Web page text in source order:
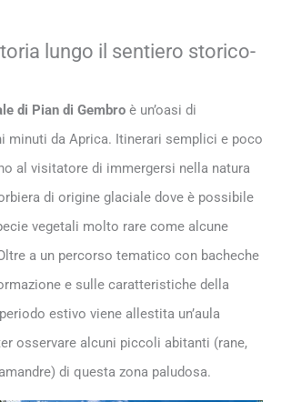
lungo il sentiero storico-
di Pian di Gembro è un’oasi di
minuti da Aprica. Itinerari semplici e poco
al visitatore di immergersi nella natura
di origine glaciale dove è possibile
vegetali molto rare come alcune
a un percorso tematico con bacheche
e sulle caratteristiche della
estivo viene allestita un’aula
osservare alcuni piccoli abitanti (rane,
di questa zona paludosa.